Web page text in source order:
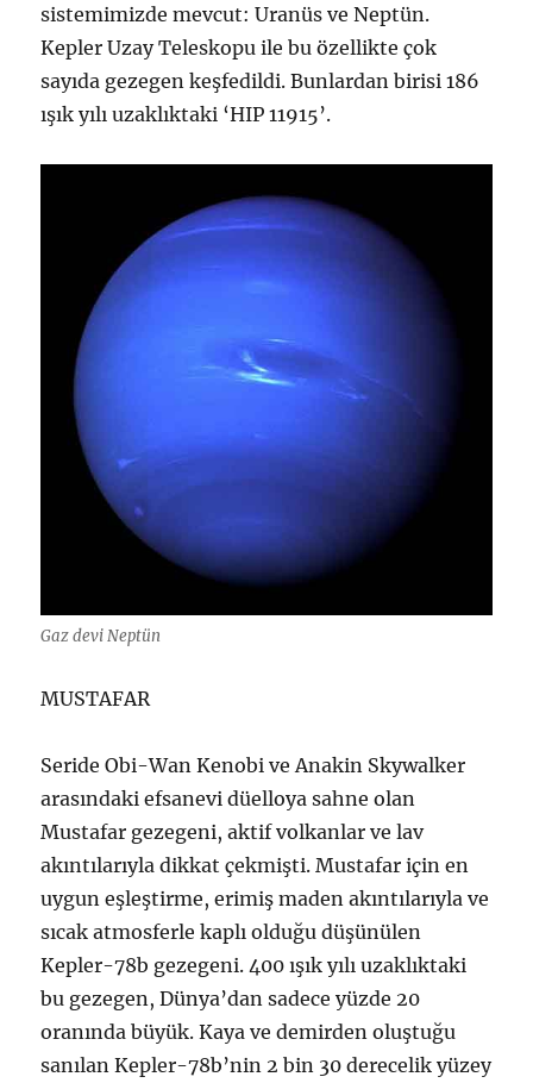
sistemimizde mevcut: Uranüs ve Neptün.
Kepler Uzay Teleskopu ile bu özellikte çok
sayıda gezegen keşfedildi. Bunlardan birisi 186
ışık yılı uzaklıktaki ‘HIP 11915’.
Gaz devi Neptün
MUSTAFAR
Seride Obi-Wan Kenobi ve Anakin Skywalker
arasındaki efsanevi düelloya sahne olan
Mustafar gezegeni, aktif volkanlar ve lav
akıntılarıyla dikkat çekmişti. Mustafar için en
uygun eşleştirme, erimiş maden akıntılarıyla ve
sıcak atmosferle kaplı olduğu düşünülen
Kepler-78b gezegeni. 400 ışık yılı uzaklıktaki
bu gezegen, Dünya’dan sadece yüzde 20
oranında büyük. Kaya ve demirden oluştuğu
sanılan Kepler-78b’nin 2 bin 30 derecelik yüzey